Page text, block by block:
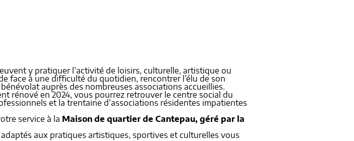
y pratiquer l’activité de loisirs, culturelle, artistique ou
face à une difficulté du quotidien, rencontrer l’élu de son
auprès des nombreuses associations accueillies.
rénové en 2024, vous pourrez retrouver le centre social du
et la trentaine d’associations résidentes impatientes
service à la Maison de quartier de Cantepau, géré par la
aux pratiques artistiques, sportives et culturelles vous